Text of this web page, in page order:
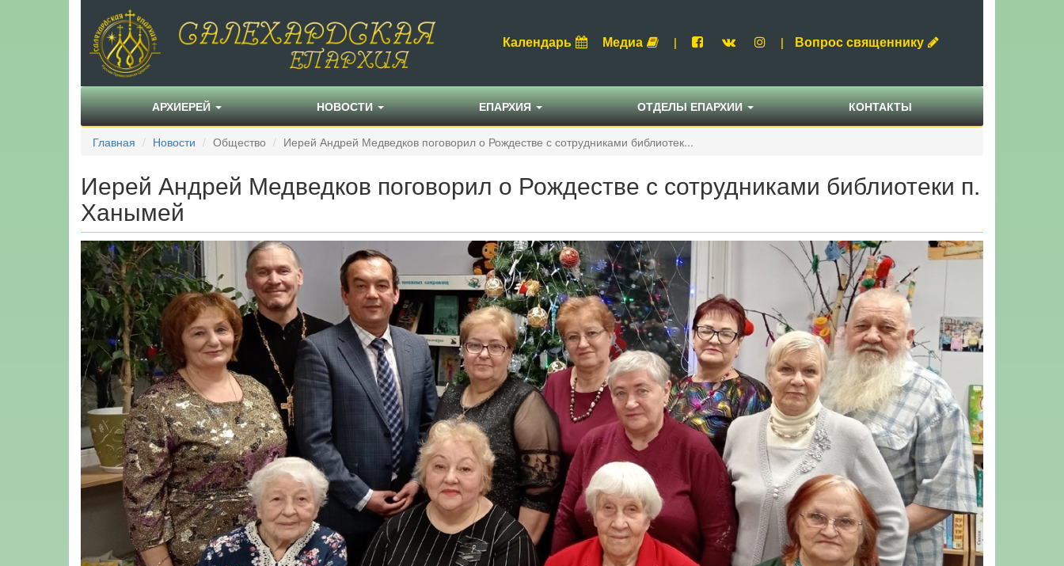
Календарь Медиа | | Вопрос священнику
АРХИЕРЕЙ НОВОСТИ ЕПАРХИЯ ОТДЕЛЫ ЕПАРХИИ КОНТАКТЫ
Главная Новости Общество Иерей Андрей Медведков поговорил о Рождестве с сотрудниками библиотек...
Иерей Андрей Медведков поговорил о Рождестве с сотрудниками библиотеки п.
Ханымей